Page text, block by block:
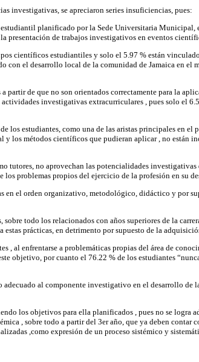
investigativas, se apreciaron series insuficiencias, pues:
planificado por la Sede Universitaria Municipal,
presentación de trabajos investigativos en eventos
científicos estudiantiles y solo el 5.97 % están
el desarrollo local de la comunidad de Jamaica en
de que no son orientados correctamente para la
investigativas extracurriculares , pues solo el
estudiantes, como una de las aristas principales en el
los métodos científicos que pudieran aplicar , no están
tutores, no aprovechan las potencialidades
problemas propios del ejercicio de la profesión en su
el orden organizativo, metodológico, didáctico y por
todo los relacionados con años superiores de la
prácticas, en detrimento por supuesto de la
al enfrentarse a problemáticas propias del área de
objetivo, por cuanto el 76.22 % de los estudiantes
al componente investigativo en el desarrollo
los objetivos para ella planificados , pues no se
, sobre todo a partir del 3er año, que ya deben
,como expresión de un proceso sistémico y